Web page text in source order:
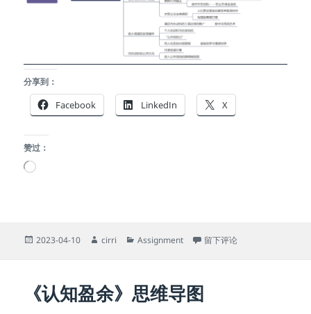
分享到：
Facebook LinkedIn X
赞过：
正
发
2023-04-10
作
cirri
分
Assignment 于《认知盈余》思维导图
留下评论
《认知盈余》思维导图